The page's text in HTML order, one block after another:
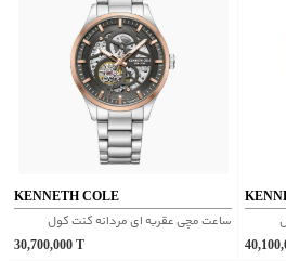
KENNETH COLE
ساعت مچی عقربه ای مردانه کنت کول
30,700,000